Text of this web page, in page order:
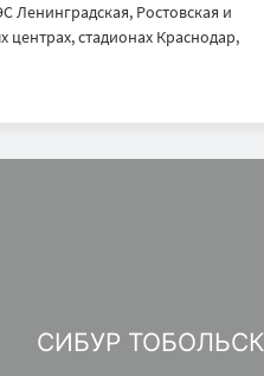
Ленинградская, Ростовская и
стадионах Краснодар,
СИБУР ТОБОЛЬСК